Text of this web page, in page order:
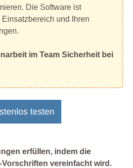
Die Software ist
und Ihren
im Team Sicherheit bei
testen
erfüllen, indem die
vereinfacht wird.